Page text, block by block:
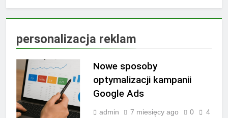
personalizacja reklam
Nowe sposoby
optymalizacji kampanii
Google Ads
admin 7 miesięcy ago 0
4